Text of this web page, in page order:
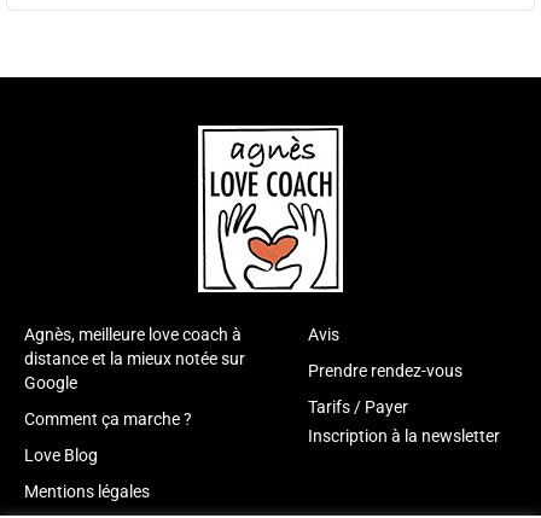
Agnès, meilleure love coach à
distance et la mieux notée sur
Google
Comment ça marche ?
Love Blog
Mentions légales
Avis
Prendre rendez-vous
Tarifs / Payer
Inscription à la newsletter